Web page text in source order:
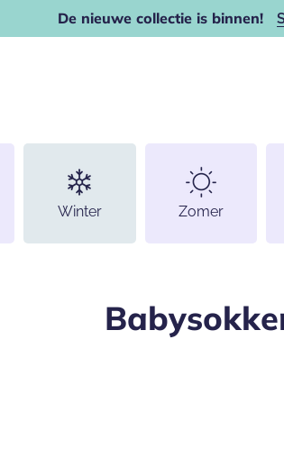
De nieuwe collectie is binnen!
Winter Zomer